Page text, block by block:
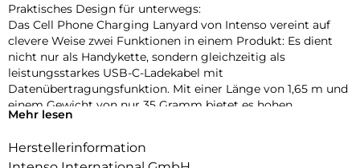
Praktisches Design für unterwegs:
Das Cell Phone Charging Lanyard von Intenso vereint auf
clevere Weise zwei Funktionen in einem Produkt: Es dient
nicht nur als Handykette, sondern gleichzeitig als
leistungsstarkes USB-C-Ladekabel mit
Datenübertragungsfunktion. Mit einer Länge von 1,65 m und
einem Gewicht von nur 35 Gramm bietet es hohen
Tragekomfort und optimale Bewegungsfreiheit – ob beim
verstellbaren Länge lässt sich das Lanyard individuell
Mehr lesen
Herstellerinformation